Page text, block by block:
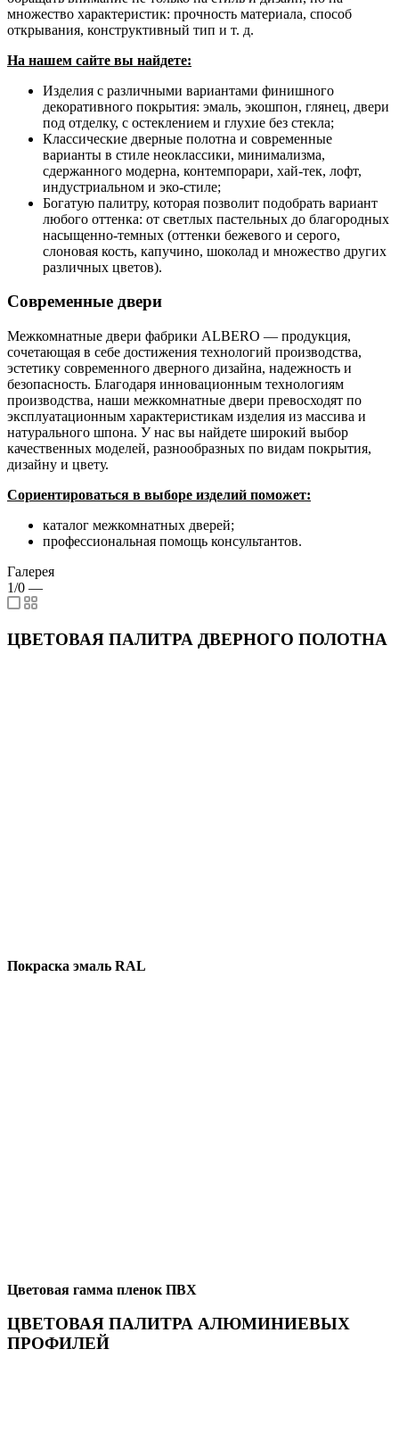
множество характеристик: прочность материала, способ
открывания, конструктивный тип и т. д.
На нашем сайте вы найдете:
Изделия с различными вариантами финишного
декоративного покрытия: эмаль, экошпон, глянец, двери
под отделку, с остеклением и глухие без стекла;
Классические дверные полотна и современные
варианты в стиле неоклассики, минимализма,
сдержанного модерна, контемпорари, хай-тек, лофт,
индустриальном и эко-стиле;
Богатую палитру, которая позволит подобрать вариант
любого оттенка: от светлых пастельных до благородных
насыщенно-темных (оттенки бежевого и серого,
слоновая кость, капучино, шоколад и множество других
различных цветов).
Современные двери
Межкомнатные двери фабрики ALBERO — продукция,
сочетающая в себе достижения технологий производства,
эстетику современного дверного дизайна, надежность и
безопасность. Благодаря инновационным технологиям
производства, наши межкомнатные двери превосходят по
эксплуатационным характеристикам изделия из массива и
натурального шпона. У нас вы найдете широкий выбор
качественных моделей, разнообразных по видам покрытия,
дизайну и цвету.
Сориентироваться в выборе изделий поможет:
каталог межкомнатных дверей;
профессиональная помощь консультантов.
Галерея
1/0 —
ЦВЕТОВАЯ ПАЛИТРА ДВЕРНОГО ПОЛОТНА
Покраска эмаль RAL
Цветовая гамма пленок ПВХ
ЦВЕТОВАЯ ПАЛИТРА АЛЮМИНИЕВЫХ
ПРОФИЛЕЙ